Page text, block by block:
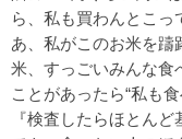
ら、私も買わんとこ
あ、私がこのお米を躊
米、すっごいみんな食
ことがあったら“私も
『検査したらほとん